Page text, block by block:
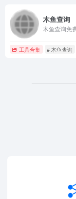
木鱼查询
工具合集 # 木鱼查询